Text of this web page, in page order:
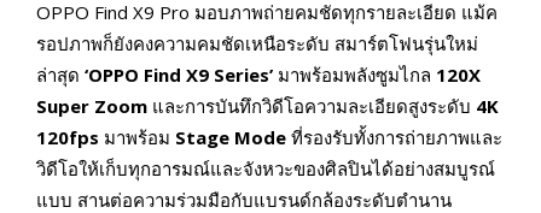
OPPO Find X9 Pro มอบภาพถ่ายคมชัดทุกรายละเอียด แม้ค
รอปภาพก็ยังคงความคมชัดเหนือระดับ สมาร์ตโฟนรุ่นใหม่
ล่าสุด ‘OPPO Find X9 Series’ มาพร้อมพลังซูมไกล 120X
Super Zoom และการบันทึกวิดีโอความละเอียดสูงระดับ 4K
120fps มาพร้อม Stage Mode ที่รองรับทั้งการถ่ายภาพและ
วิดีโอให้เก็บทุกอารมณ์และจังหวะของศิลปินได้อย่างสมบูรณ์
แบบ สานต่อความร่วมมือกับแบรนด์กล้องระดับตำนาน